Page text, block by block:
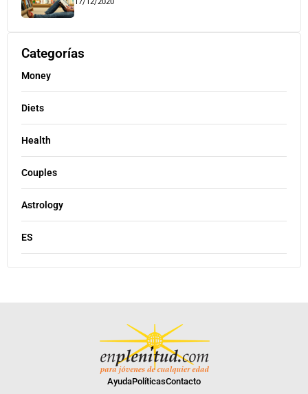
17/12/2020
Categorías
Money
Diets
Health
Couples
Astrology
ES
AyudaPolíticasContacto